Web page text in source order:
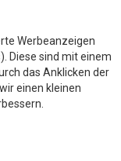
Werbeanzeigen
Diese sind mit einem
das Anklicken der
einen kleinen